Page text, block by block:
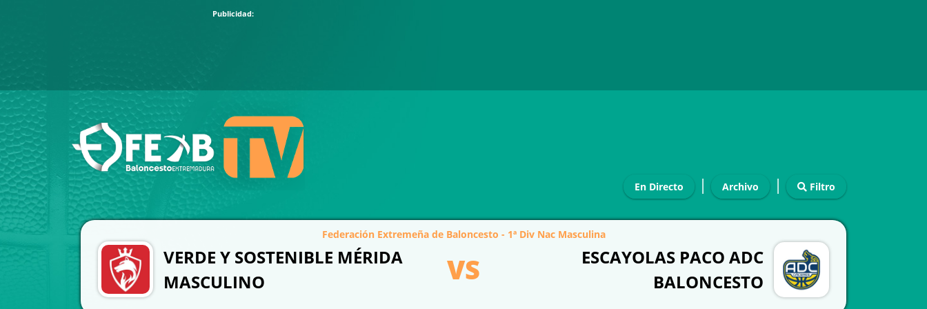
En Directo | Archivo | Filtro
Federación Extremeña de Baloncesto - 1ª Div Nac Masculina
VERDE Y SOSTENIBLE MÉRIDA
MASCULINO
VS
ESCAYOLAS PACO ADC
BALONCESTO